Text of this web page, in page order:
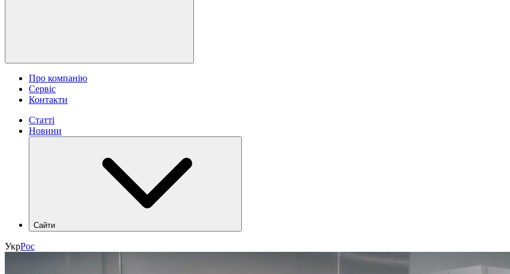
Про компанію
Сервіс
Контакти
Статті
Новини
Сайти
УкрРос